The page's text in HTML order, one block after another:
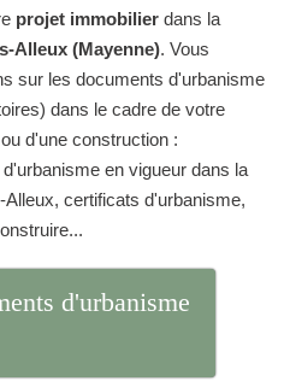
projet immobilier dans la
Alleux (Mayenne). Vous
sur les documents d'urbanisme
dans le cadre de votre
d'une construction :
en vigueur dans la
certificats d'urbanisme,
d'urbanisme